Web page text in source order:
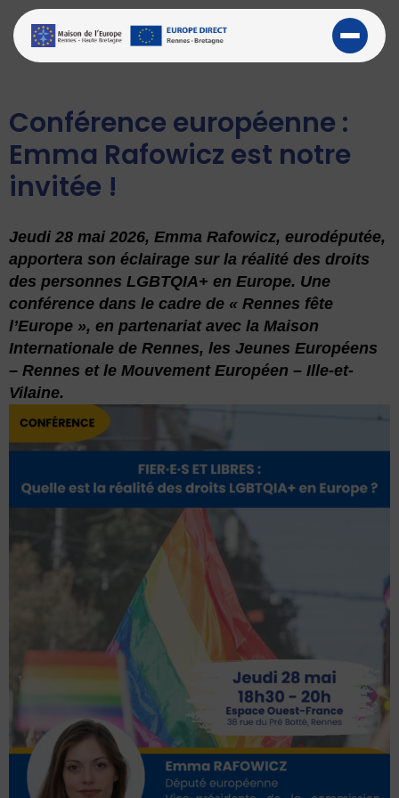
Conférence européenne :
Emma Rafowicz est notre
invitée !
Jeudi 28 mai 2026, Emma Rafowicz, eurodéputée,
apportera son éclairage sur la réalité des droits
des personnes LGBTQIA+ en Europe. Une
conférence dans le cadre de « Rennes fête
l’Europe », en partenariat avec la Maison
Internationale de Rennes, les Jeunes Européens
– Rennes et le Mouvement Européen – Ille-et-
Vilaine.